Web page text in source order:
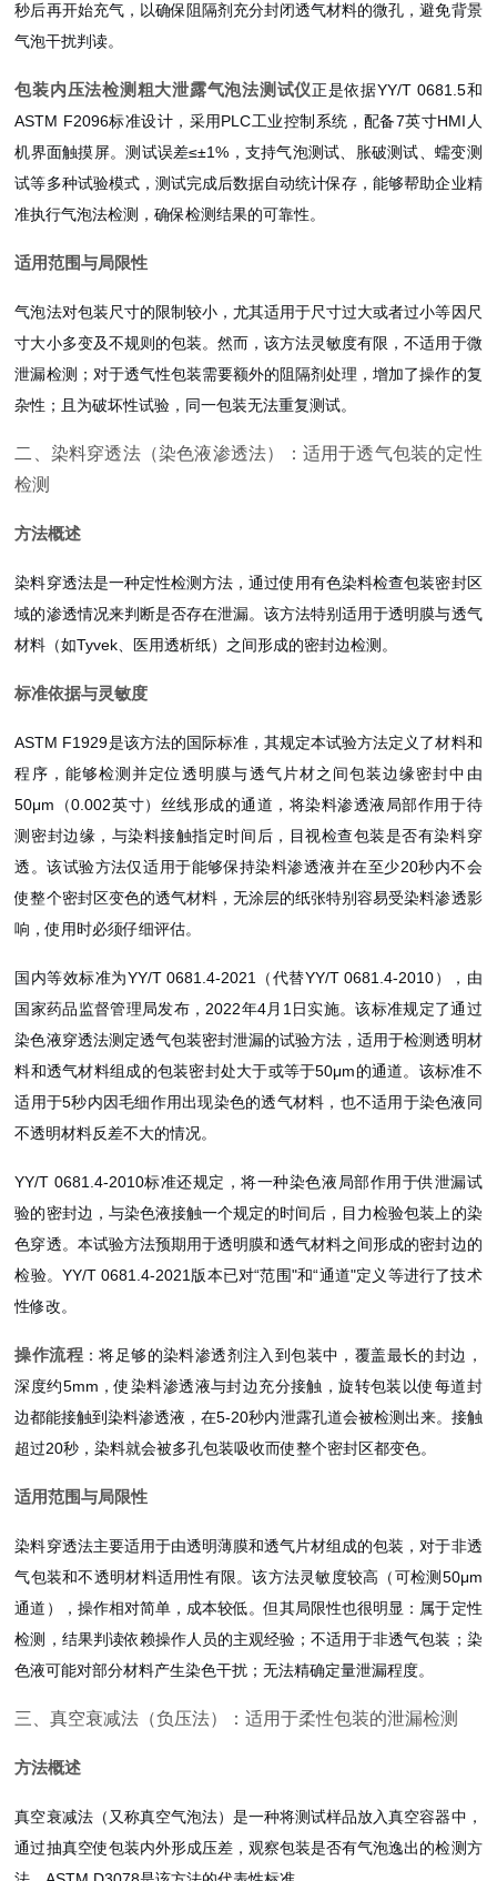
秒后再开始充气，以确保阻隔剂充分封闭透气材料的微孔，避免背景
气泡干扰判读。
包装内压法检测粗大泄露气泡法测试仪正是依据YY/T 0681.5和
ASTM F2096标准设计，采用PLC工业控制系统，配备7英寸HMI人
机界面触摸屏。测试误差≤±1%，支持气泡测试、胀破测试、蠕变测
试等多种试验模式，测试完成后数据自动统计保存，能够帮助企业精
准执行气泡法检测，确保检测结果的可靠性。
适用范围与局限性
气泡法对包装尺寸的限制较小，尤其适用于尺寸过大或者过小等因尺
寸大小多变及不规则的包装。然而，该方法灵敏度有限，不适用于微
泄漏检测；对于透气性包装需要额外的阻隔剂处理，增加了操作的复
杂性；且为破坏性试验，同一包装无法重复测试。
二、染料穿透法（染色液渗透法）：适用于透气包装的定性
检测
方法概述
染料穿透法是一种定性检测方法，通过使用有色染料检查包装密封区
域的渗透情况来判断是否存在泄漏。该方法特别适用于透明膜与透气
材料（如Tyvek、医用透析纸）之间形成的密封边检测。
标准依据与灵敏度
ASTM F1929是该方法的国际标准，其规定本试验方法定义了材料和
程序，能够检测并定位透明膜与透气片材之间包装边缘密封中由
50μm（0.002英寸）丝线形成的通道，将染料渗透液局部作用于待
测密封边缘，与染料接触指定时间后，目视检查包装是否有染料穿
透。该试验方法仅适用于能够保持染料渗透液并在至少20秒内不会
使整个密封区变色的透气材料，无涂层的纸张特别容易受染料渗透影
响，使用时必须仔细评估。
国内等效标准为YY/T 0681.4-2021（代替YY/T 0681.4-2010），由
国家药品监督管理局发布，2022年4月1日实施。该标准规定了通过
染色液穿透法测定透气包装密封泄漏的试验方法，适用于检测透明材
料和透气材料组成的包装密封处大于或等于50μm的通道。该标准不
适用于5秒内因毛细作用出现染色的透气材料，也不适用于染色液同
不透明材料反差不大的情况。
YY/T 0681.4-2010标准还规定，将一种染色液局部作用于供泄漏试
验的密封边，与染色液接触一个规定的时间后，目力检验包装上的染
色穿透。本试验方法预期用于透明膜和透气材料之间形成的密封边的
检验。YY/T 0681.4-2021版本已对“范围"和“通道"定义等进行了技术
性修改。
操作流程 ：将足够的染料渗透剂注入到包装中，覆盖最长的封边，
深度约5mm，使染料渗透液与封边充分接触，旋转包装以使每道封
边都能接触到染料渗透液，在5-20秒内泄露孔道会被检测出来。接触
超过20秒，染料就会被多孔包装吸收而使整个密封区都变色。
适用范围与局限性
染料穿透法主要适用于由透明薄膜和透气片材组成的包装，对于非透
气包装和不透明材料适用性有限。该方法灵敏度较高（可检测50μm
通道），操作相对简单，成本较低。但其局限性也很明显：属于定性
检测，结果判读依赖操作人员的主观经验；不适用于非透气包装；染
色液可能对部分材料产生染色干扰；无法精确定量泄漏程度。
三、真空衰减法（负压法）：适用于柔性包装的泄漏检测
方法概述
真空衰减法（又称真空气泡法）是一种将测试样品放入真空容器中，
通过抽真空使包装内外形成压差，观察包装是否有气泡逸出的检测方